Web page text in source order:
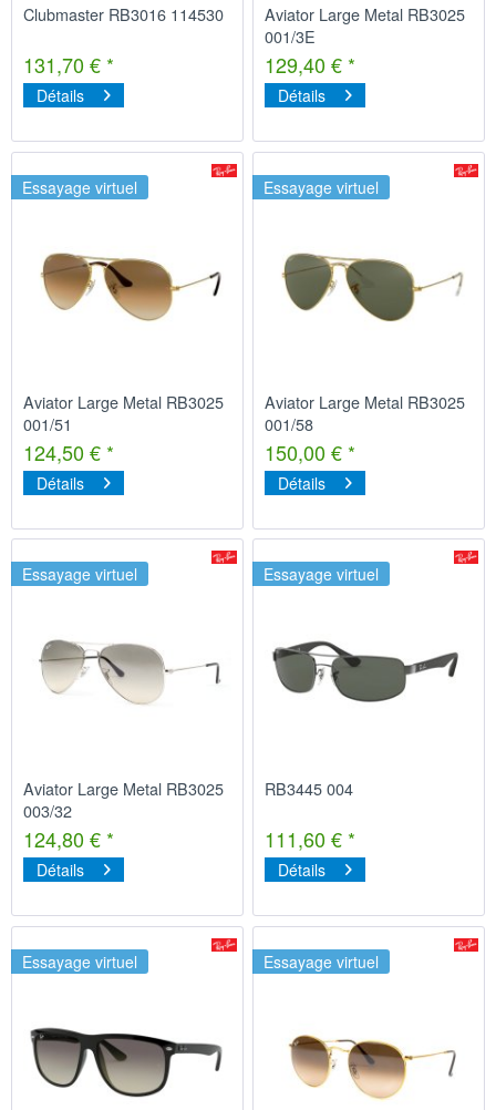
Clubmaster RB3016 114530
131,70 € *
Détails
Aviator Large Metal RB3025
001/3E
129,40 € *
Détails
Essayage virtuel
Aviator Large Metal RB3025
001/51
124,50 € *
Détails
Essayage virtuel
Aviator Large Metal RB3025
001/58
150,00 € *
Détails
Essayage virtuel
Aviator Large Metal RB3025
003/32
124,80 € *
Détails
Essayage virtuel
RB3445 004
111,60 € *
Détails
Essayage virtuel Essayage virtuel